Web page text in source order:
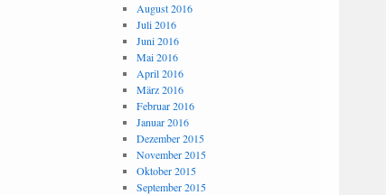
August 2016
Juli 2016
Juni 2016
Mai 2016
April 2016
März 2016
Februar 2016
Januar 2016
Dezember 2015
November 2015
Oktober 2015
September 2015